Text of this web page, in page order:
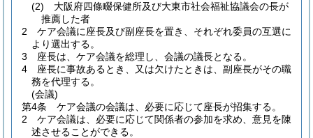
(2)
大阪府四條畷保健所及び大東市社会福祉協議会の長が
推薦した者
2
ケア会議に座長及び副座長を置き、それぞれ委員の互選に
より選出する。
3
座長は、ケア会議を総理し、会議の議長となる。
4
座長に事故あるとき、又は欠けたときは、副座長がその職
務を代理する。
(会議)
第4条
ケア会議の会議は、必要に応じて座長が招集する。
2
ケア会議は、必要に応じて関係者の参加を求め、意見を陳
述させることができる。